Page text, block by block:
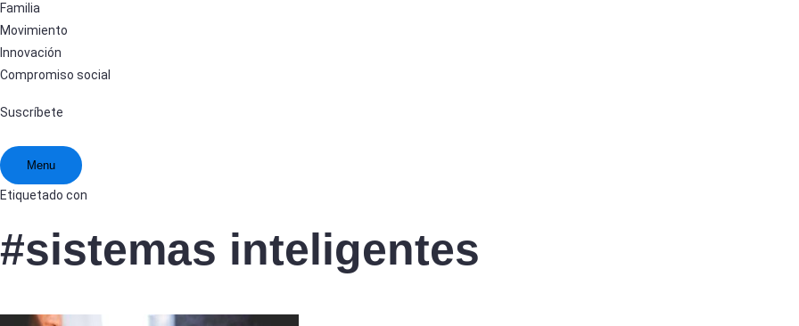
Familia
Movimiento
Innovación
Compromiso social
Suscríbete
Menu
Etiquetado con
#sistemas inteligentes